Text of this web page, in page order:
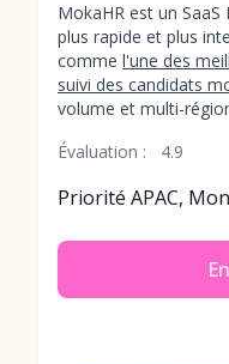
MokaHR est un
plus rapide et plus
comme l'une des
suivi des candidats
volume et multi-
Évaluation :
4.9
Priorité APAC,